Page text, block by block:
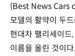
(Best News Cars
모델의 활약이 두
현대차 팰리세이드
이름을 올린 것이